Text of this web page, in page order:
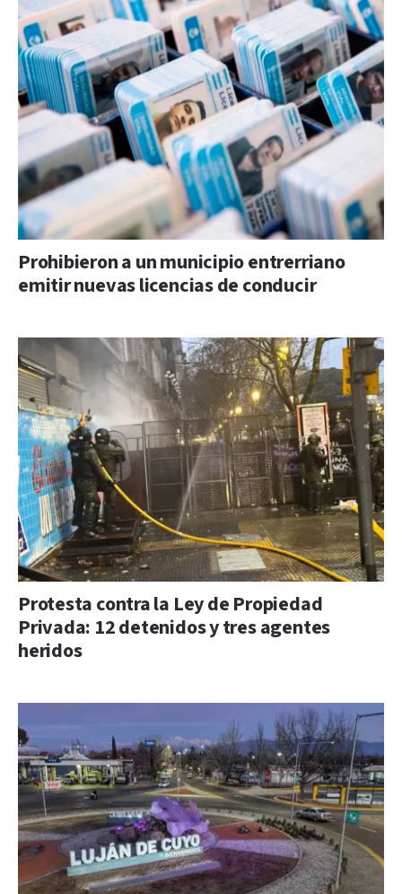
Prohibieron a un municipio entrerriano
emitir nuevas licencias de conducir
Protesta contra la Ley de Propiedad
Privada: 12 detenidos y tres agentes
heridos